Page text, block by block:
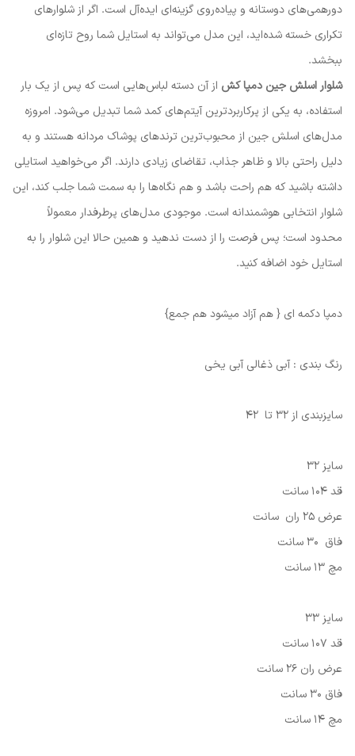
دورهمی‌های دوستانه و پیاده‌روی گزینه‌ای ایده‌آل است. اگر از شلوارهای
تکراری خسته شده‌اید، این مدل می‌تواند به استایل شما روح تازه‌ای
ببخشد.
شلوار اسلش جین دمپا کش از آن دسته لباس‌هایی است که پس از یک بار
استفاده، به یکی از پرکاربردترین آیتم‌های کمد شما تبدیل می‌شود. امروزه
مدل‌های اسلش جین از محبوب‌ترین ترندهای پوشاک مردانه هستند و به
دلیل راحتی بالا و ظاهر جذاب، تقاضای زیادی دارند. اگر می‌خواهید استایلی
داشته باشید که هم راحت باشد و هم نگاه‌ها را به سمت شما جلب کند، این
شلوار انتخابی هوشمندانه است. موجودی مدل‌های پرطرفدار معمولاً
محدود است؛ پس فرصت را از دست ندهید و همین حالا این شلوار را به
استایل خود اضافه کنید.
دمپا دکمه ای { هم آزاد میشود هم جمع}
رنگ بندی : آبی ذغالی آبی یخی
سایزبندی از 32 تا 42
سایز 32
قد 104 سانت
عرض 25 ران سانت
فاق 30 سانت
مچ 13 سانت
سایز 33
قد 107 سانت
عرض ران 26 سانت
فاق 30 سانت
مچ 14 سانت